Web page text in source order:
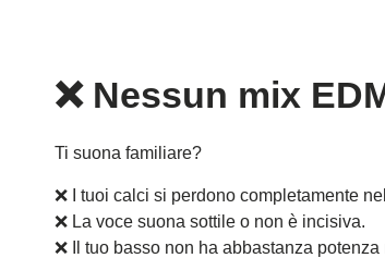
❌ Nessun mix
Ti suona familiare?
❌ I tuoi calci si perdono completamente
❌ La voce suona sottile o non è incisiva.
❌ Il tuo basso non ha abbastanza